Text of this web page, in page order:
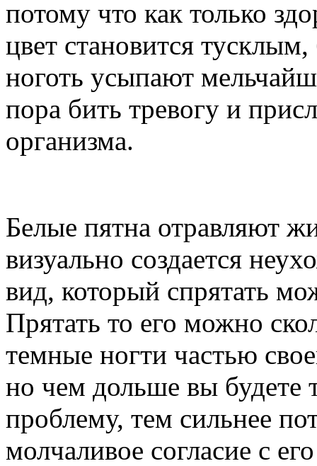
потому что как только
цвет становится
ноготь усыпают
пора бить тревогу и
организма.
Белые пятна отравляют
визуально создается
вид, который спрятать
Прятать то его можно
темные ногти частью
но чем дольше вы будете
проблему, тем сильнее
молчаливое согласие с